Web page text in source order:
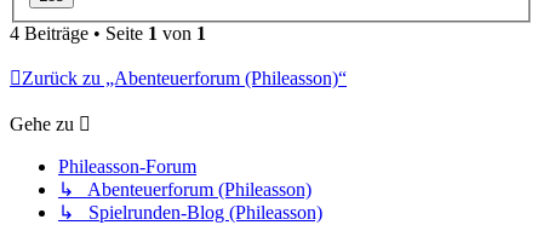
4 Beiträge • Seite 1 von 1
Zurück zu „Abenteuerforum (Phileasson)“
Gehe zu
Phileasson-Forum
↳ Abenteuerforum (Phileasson)
↳ Spielrunden-Blog (Phileasson)